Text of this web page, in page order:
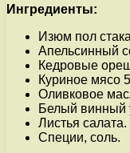
Ингредиенты:
Изюм пол
Апельсинный
Кедровые
Куриное мясо
Оливковое
Белый винный
Листья салата.
Специи, соль.